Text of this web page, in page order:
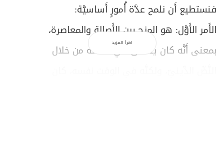
فنستطيع أَن نلمح عدَّة أُمورٍ أَساسيَّة:
الأَمر الأَوَّل: هو المزج بين الأَصالة والمعاصرة،
بمعنى أَنَّه كان ينطلق في فهمه من خلال
اقرأ المزيد